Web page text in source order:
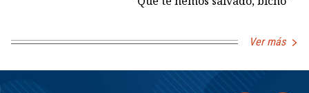
Ver más